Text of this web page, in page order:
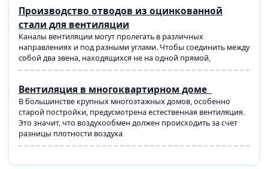
Производство отводов из оцинкованной
стали для вентиляции
Каналы вентиляции могут пролегать в различных
направлениях и под разными углами. Чтобы соединить между
собой два звена, находящихся не на одной прямой,
Вентиляция в многоквартирном доме
В большинстве крупных многоэтажных домов, особенно
старой постройки, предусмотрена естественная вентиляция.
Это значит, что воздухообмен должен происходить за счет
разницы плотности воздуха